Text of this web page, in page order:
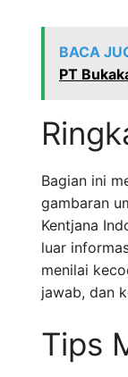
BACA
PT
Bagian ini
gambaran
Kentjana
luar
menilai
jawab, dan
Tips